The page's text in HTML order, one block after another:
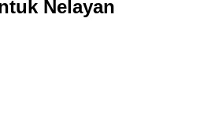
Nelayan